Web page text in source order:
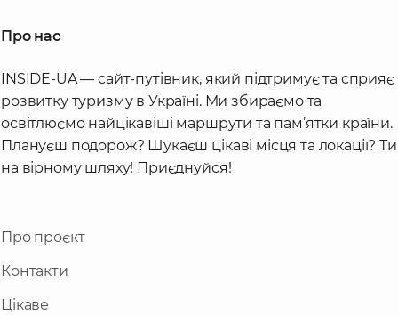
Про нас
INSIDE-UA — сайт-путівник, який підтримує та сприяє
розвитку туризму в Україні. Ми збираємо та
освітлюємо найцікавіші маршрути та пам’ятки країни.
Плануєш подорож? Шукаєш цікаві місця та локації? Ти
на вірному шляху! Приєднуйся!
Про проєкт
Контакти
Цікаве